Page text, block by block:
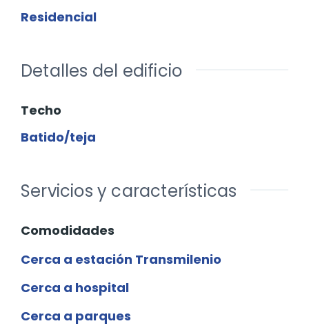
Residencial
Detalles del edificio
Techo
Batido/teja
Servicios y características
Comodidades
Cerca a estación Transmilenio
Cerca a hospital
Cerca a parques